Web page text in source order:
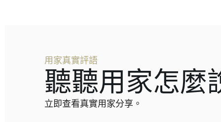
用家真實評語
聽聽用家怎麼
立即查看真實用家分享。